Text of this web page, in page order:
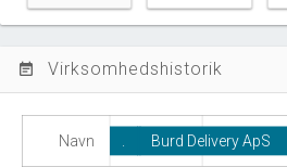
event_note Virksomhedshistorik
Navn Burd Delivery ApS